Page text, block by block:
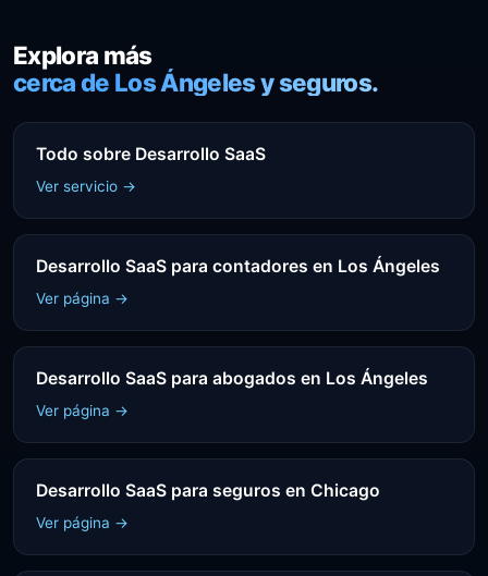
Explora más
cerca de Los Ángeles y seguros.
Todo sobre Desarrollo SaaS
Ver servicio →
Desarrollo SaaS para contadores en Los Ángeles
Ver página →
Desarrollo SaaS para abogados en Los Ángeles
Ver página →
Desarrollo SaaS para seguros en Chicago
Ver página →